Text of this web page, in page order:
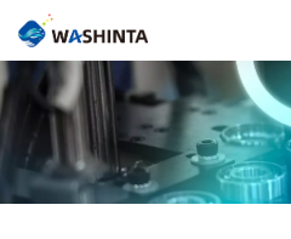
Mix Color Online